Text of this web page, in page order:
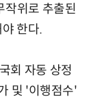
작위로 추출된
한다.
회 자동 상정
및 '이행점수'